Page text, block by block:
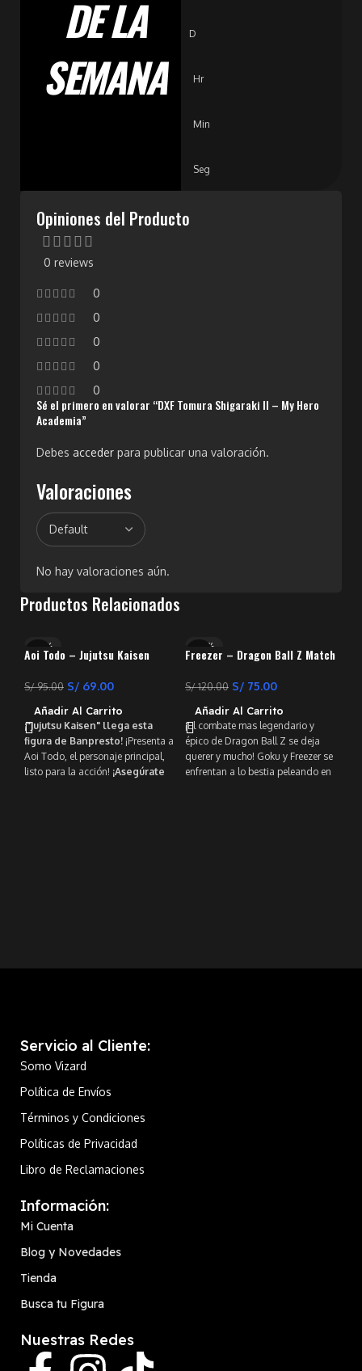
DE LA
SEMANA
D
Hr
Min
Seg
Opiniones del Producto
0 reviews
0
0
0
0
0
Valoraciones
No hay valoraciones aún.
Sé el primero en valorar “DXF Tomura Shigaraki II – My Hero
Academia”
Debes acceder para publicar una valoración.
Productos Relacionados
-27%
Aoi Todo – Jujutsu Kaisen
S/95.00 S/ 69.00
Añadir Al Carrito
¡"Jujutsu Kaisen" llega esta
figura de Banpresto! ¡Presenta a
Aoi Todo, el personaje principal,
listo para la acción! ¡Asegúrate
-38%
Freezer – Dragon Ball Z Match
S/120.00 S/ 75.00
Añadir Al Carrito
¡El combate mas legendario y
épico de Dragon Ball Z se deja
querer y mucho! Goku y Freezer se
enfrentan a lo bestia peleando en
Servicio al Cliente:
Somo Vizard
Política de Envíos
Términos y Condiciones
Políticas de Privacidad
Libro de Reclamaciones
Información:
Mi Cuenta
Blog y Novedades
Tienda
Busca tu Figura
Nuestras Redes